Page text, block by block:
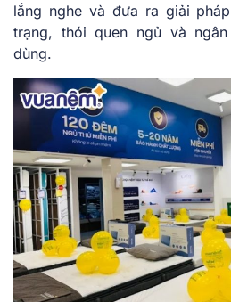
lắng nghe và đưa ra giải
trạng, thói quen ngủ và
dùng.